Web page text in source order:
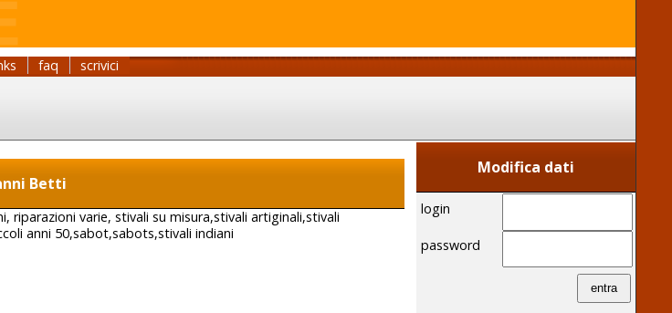
faq scrivici
Betti
riparazioni varie, stivali su misura,stivali artiginali,stivali
anni 50,sabot,sabots,stivali indiani
Modifica dati
login
password